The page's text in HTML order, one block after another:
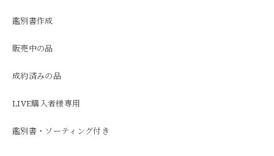
鑑別書作成
販売中の品
成約済みの品
LIVE購入者様専用
鑑別書・ソーティング付き